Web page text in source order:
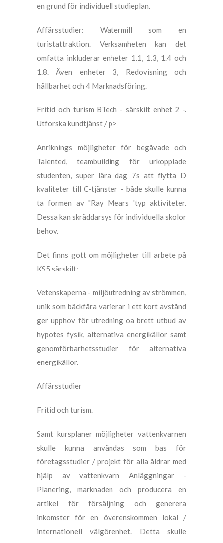
en grund för individuell studieplan.
Affärsstudier: Watermill som en
turistattraktion. Verksamheten kan det
omfatta inkluderar enheter 1.1, 1.3, 1.4 och
1.8. Även enheter 3, Redovisning och
hållbarhet och 4 Marknadsföring.
Fritid och turism BTech - särskilt enhet 2 -.
Utforska kundtjänst / p>
Anriknings möjligheter för begåvade och
Talented, teambuilding för urkopplade
studenten, super lära dag 7s att flytta D
kvaliteter till C-tjänster - både skulle kunna
ta formen av "Ray Mears 'typ aktiviteter.
Dessa kan skräddarsys för individuella skolor
behov.
Det finns gott om möjligheter till arbete på
KS5 särskilt:
Vetenskaperna - miljöutredning av strömmen,
unik som bäckfåra varierar i ett kort avstånd
ger upphov för utredning oa brett utbud av
hypotes fysik, alternativa energikällor samt
genomförbarhetsstudier för alternativa
energikällor.
Affärsstudier
Fritid och turism.
Samt kursplaner möjligheter vattenkvarnen
skulle kunna användas som bas för
företagsstudier / projekt för alla åldrar med
hjälp av vattenkvarn Anläggningar -
Planering, marknaden och producera en
artikel för försäljning och generera
inkomster för en överenskommen lokal /
internationell välgörenhet. Detta skulle